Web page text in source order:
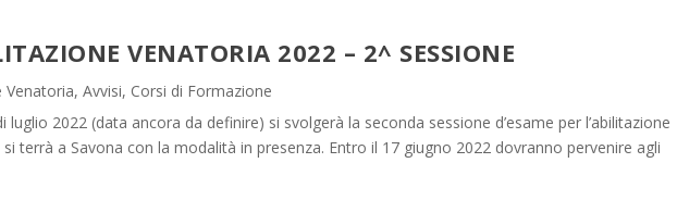
VENATORIA 2022 – 2^ SESSIONE
Venatoria, Avvisi, Corsi di Formazione
luglio 2022 (data ancora da definire) si svolgerà la seconda sessione d’esame per l’abilitazione
terrà a Savona con la modalità in presenza. Entro il 17 giugno 2022 dovranno pervenire agli